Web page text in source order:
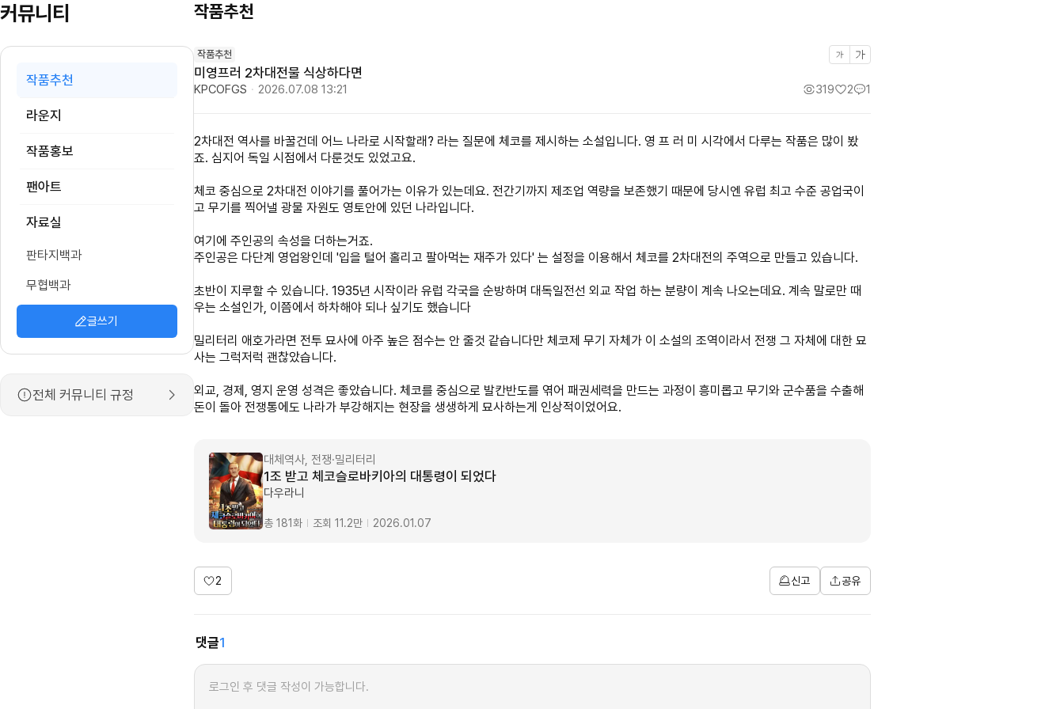
커뮤니티
작품추천
라운지
작품홍보
팬아트
자료실
판타지백과
무협백과
글쓰기
전체 커뮤니티 규정
작품추천
작품추천
미영프러 2차대전물 식상하다면
KPCOFGS · 2026.07.08 13:21 319 2 1
2차대전 역사를 바꿀건데 어느 나라로 시작할래? 라는 질문에 체코를 제시하는 소설입니다. 영 프 러 미 시각에서 다루는 작품은 많이 봤
죠. 심지어 독일 시점에서 다룬것도 있었고요.
체코 중심으로 2차대전 이야기를 풀어가는 이유가 있는데요. 전간기까지 제조업 역량을 보존했기 때문에 당시엔 유럽 최고 수준 공업국이
고 무기를 찍어낼 광물 자원도 영토안에 있던 나라입니다.
여기에 주인공의 속성을 더하는거죠.
주인공은 다단계 영업왕인데 '입을 털어 홀리고 팔아먹는 재주가 있다' 는 설정을 이용해서 체코를 2차대전의 주역으로 만들고 있습니다.
초반이 지루할 수 있습니다. 1935년 시작이라 유럽 각국을 순방하며 대독일전선 외교 작업 하는 분량이 계속 나오는데요. 계속 말로만 때
우는 소설인가, 이쯤에서 하차해야 되나 싶기도 했습니다
밀리터리 애호가라면 전투 묘사에 아주 높은 점수는 안 줄것 같습니다만 체코제 무기 자체가 이 소설의 조역이라서 전쟁 그 자체에 대한 묘
사는 그럭저럭 괜찮았습니다.
외교, 경제, 영지 운영 성격은 좋았습니다. 체코를 중심으로 발칸반도를 엮어 패권세력을 만드는 과정이 흥미롭고 무기와 군수품을 수출해
돈이 돌아 전쟁통에도 나라가 부강해지는 현장을 생생하게 묘사하는게 인상적이었어요.
대체역사, 전쟁·밀리터리
1조 받고 체코슬로바키아의 대통령이 되었다
다우라니
총 181화 조회 11.2만 2026.01.07
2 신고 공유
댓글1